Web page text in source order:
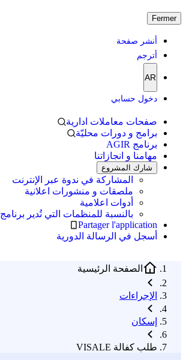
Fermer
أنشر صفحة
أترجم
AR
دخول حسابي
صفحات معاملات ادارية
برامج و دورات محليّة
برنامج AGIR
مهامنا و انجازاتنا
شارك المشروع
المشاركة في ندوة عبر الإنترنت
ملصقات و منشورات اعلانية
أدوات اعلامية
بالنسبة للمنظمات التي تُدير برنامج AGIR
Partager l'application
أسجل في الرسالة الدورية
الصفحة الرئيسية
الإجراءات
إسكان
طلب كفالة VISALE